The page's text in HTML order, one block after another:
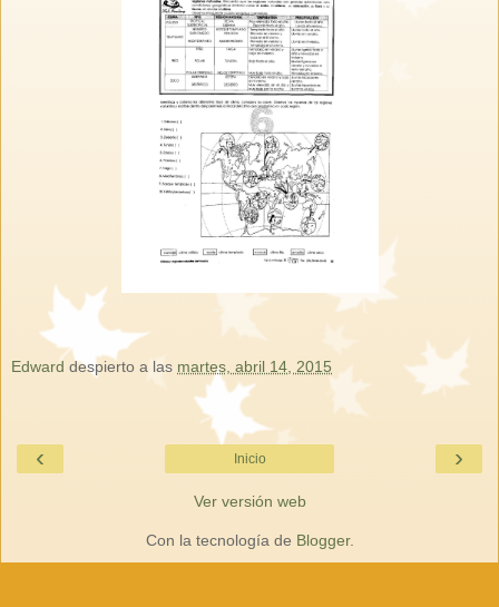
Edward despierto a las martes, abril 14, 2015
‹ ›
Inicio
Ver versión web
Con la tecnología de Blogger.